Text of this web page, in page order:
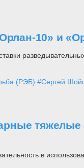
10» и
(РЭБ) #Сергей
в